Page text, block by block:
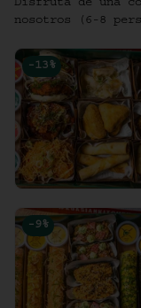
Disfruta de una
nosotros (6-8
-13 %
- 9%